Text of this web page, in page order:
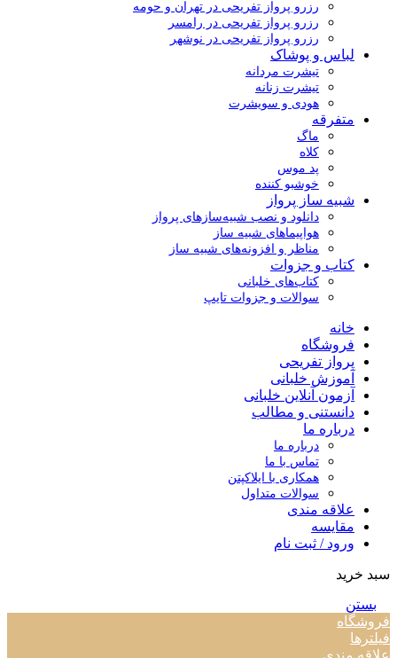
رزرو پرواز تفریحی در تهران و حومه
رزرو پرواز تفریحی در رامسر
رزرو پرواز تفریحی در نوشهر
لباس و پوشاک
تیشرت مردانه
تیشرت زنانه
هودی و سویشرت
متفرقه
ماگ
کلاه
پد موس
خوشبو کننده
شبیه ساز پرواز
دانلود و نصب شبیه‌سازهای پرواز
هواپیماهای شبیه ساز
مناظر و افزونه‌های شبیه ساز
کتاب و جزوات
کتاب‌های خلبانی
سوالات و جزوات تایپ
خانه
فروشگاه
پرواز تفریحی
آموزش خلبانی
آزمون آنلاین خلبانی
دانستنی و مطالب
درباره ما
درباره ما
تماس با ما
همکاری با ایلاکپتن
سوالات متداول
علاقه مندی
مقایسه
ورود / ثبت نام
سبد خرید
بستن
فروشگاه
فیلترها
علاقه مندی